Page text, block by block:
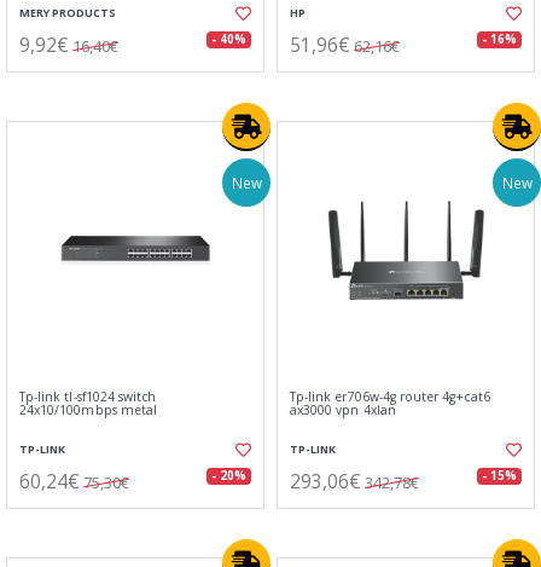
MERY PRODUCTS
9,92€ 16,40€ - 40%
HP
51,96€ 62,16€ - 16%
New
Tp-link tl-sf1024 switch
24x10/100mbps metal
TP-LINK
60,24€ 75,30€ - 20%
New
Tp-link er706w-4g router 4g+cat6
ax3000 vpn 4xlan
TP-LINK
293,06€ 342,78€ - 15%